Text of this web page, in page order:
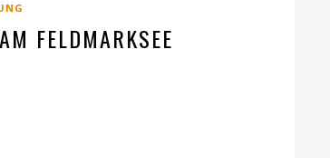
FELDMARKSEE